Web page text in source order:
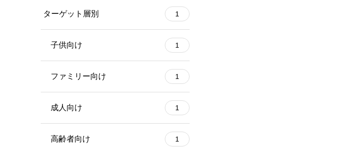
ターゲット層別 1
子供向け 1
ファミリー向け 1
成人向け 1
高齢者向け 1